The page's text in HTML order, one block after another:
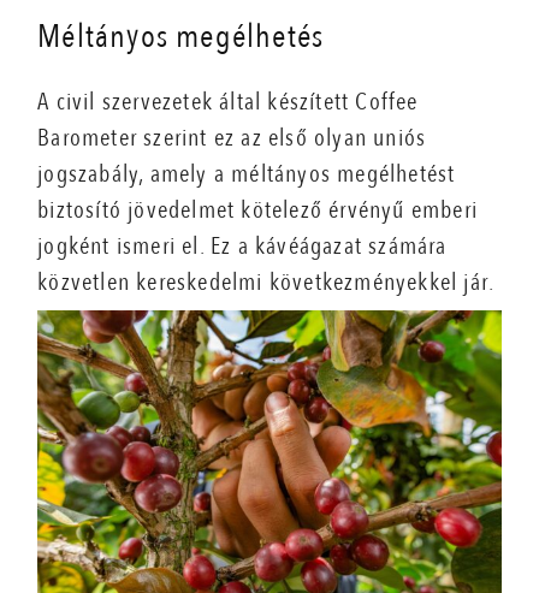
Méltányos megélhetés
A civil szervezetek által készített Coffee
Barometer szerint ez az első olyan uniós
jogszabály, amely a méltányos megélhetést
biztosító jövedelmet kötelező érvényű emberi
jogként ismeri el. Ez a kávéágazat számára
közvetlen kereskedelmi következményekkel jár.